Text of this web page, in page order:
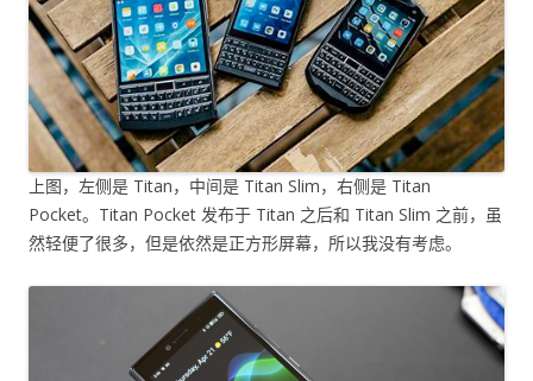
上图，左侧是 Titan，中间是 Titan Slim，右侧是 Titan
Pocket。Titan Pocket 发布于 Titan 之后和 Titan Slim 之前，虽
然轻便了很多，但是依然是正方形屏幕，所以我没有考虑。